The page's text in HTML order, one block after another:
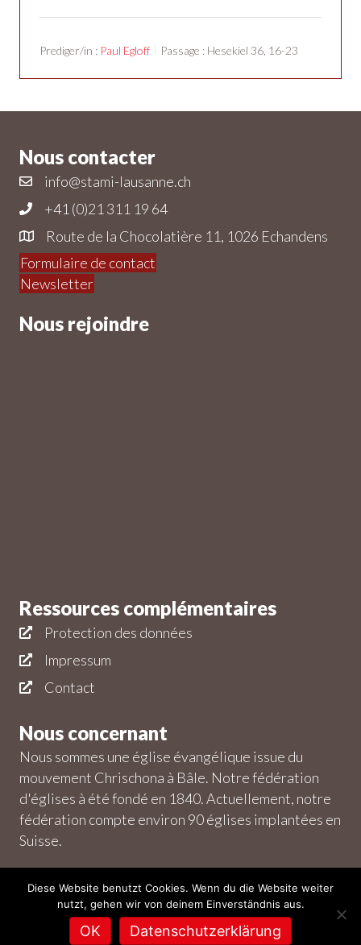
Prediger/in : Paul Egloff Passage : Hesekiel 36, 16-23
Nous contacter
info@stami-lausanne.ch
+41 (0)21 311 19 64
Route de la Chocolatière 11, 1026 Echandens
Formulaire de contact
Newsletter
Nous rejoindre
Ressources complémentaires
Protection des données
Impressum
Contact
Nous concernant
Nous sommes une église évangélique issue du
mouvement Chrischona à Bâle. Notre fédération
d'églises à été fondé en 1840. Actuellement, notre
fédération compte environ 90 églises implantées en
Suisse.
© 2026 Stadtmission Echandens – Tous droits réservés. |
Powered byCreators Bundle
Diese Website benutzt Cookies. Wenn du die Website weiter
nutzt, gehen wir von deinem Einverständnis aus.
OK Datenschutzerklärung